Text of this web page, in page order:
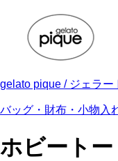
gelato pique / ジェラー
バッグ・財布・小物入
ホビート